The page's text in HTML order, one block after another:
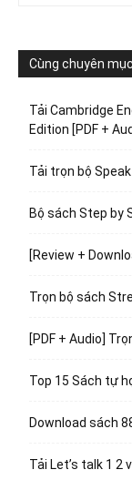
Cùng chuyên
Tải Cambridge
Edition [PDF +
Tải trọn bộ
Bộ sách Step by
[Review +
Trọn bộ sách
[PDF + Audio]
Top 15 Sách tự
Download sách
Tải Let’s talk 1 2